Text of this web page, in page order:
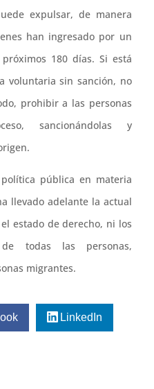
expulsar, de manera
han ingresado por un
180 días. Si está
voluntaria sin sanción, no
prohibir a las personas
sancionándolas y
pública en materia
llevado adelante la actual
estado de derecho, ni los
de todas las personas,
migrantes.
LinkedIn